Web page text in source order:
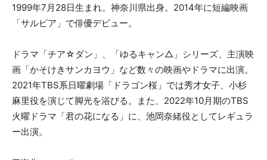
1999年7月28日生まれ。神奈川県出身。2014年に短編映画
「サルビア」で俳優デビュー。
ドラマ「チア☆ダン」、「ゆるキャン△」シリーズ、主演映
画「かそけきサンカヨウ」など数々の映画やドラマに出演。
2021年TBS系日曜劇場「ドラゴン桜」では秀才女子、小杉
麻里役を演じて脚光を浴びる。また、2022年10月期のTBS
火曜ドラマ「君の花になる」に、池岡奈緒役としてレギュラ
ー出演。